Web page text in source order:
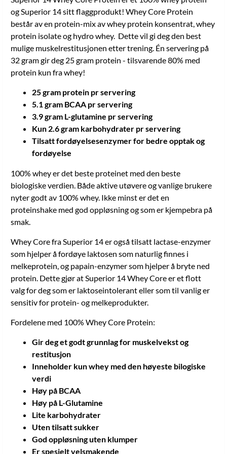
på betydelsen av et allsidig og balansert kosthold og en sunn livsstil.
Produktet er tiltenkt friske personer over 18 år. Hvis du er gravid,
ammende, lider av allergi, sykdom, hjerteproblemer, høyt blodtrykk
eller medisineres bør du alltid kontakte lege innen bruk av
produktet. Næringsverdier Per 100 g Per servering (32 g) %RI
per servering Energi 1738 kj/411 kcal 556 kj/132 kcal 7% Fett
7,8 g 2,5 g 4% Hvorav mettet fett 4,7 g 1,5 g 8% Karbohydrater
8,3 g 2,6 g 1% Hvorav sukkerarter 5,6 g 1,8 g 2% Protein 77 g
25 g 50% Salt 0,32 g 0,103 g 2% Papain 133 mg 42,6 mg **
og Superior 14 sitt flaggprodukt! Whey Core Protein
består av en protein-mix av whey protein konsentrat, whey
protein isolate og hydro whey. Dette vil gi deg den best
mulige muskelrestitusjonen etter trening. Én servering på
32 gram gir deg 25 gram protein - tilsvarende 80% med
protein kun fra whey!
25 gram protein pr servering
5.1 gram BCAA pr servering
3.9 gram L-glutamine pr servering
Kun 2.6 gram karbohydrater pr servering
Tilsatt fordøyelsesenzymer for bedre opptak og
fordøyelse
100% whey er det beste proteinet med den beste
biologiske verdien. Både aktive utøvere og vanlige brukere
nyter godt av 100% whey. Ikke minst er det en
proteinshake med god oppløsning og som er kjempebra på
smak.
Whey Core fra Superior 14 er også tilsatt lactase-enzymer
som hjelper å fordøye laktosen som naturlig finnes i
melkeprotein, og papain-enzymer som hjelper å bryte ned
protein. Dette gjør at Superior 14 Whey Core er et flott
valg for deg som er laktoseintolerant eller som til vanlig er
sensitiv for protein- og melkeprodukter.
Fordelene med 100% Whey Core Protein:
Gir deg et godt grunnlag for muskelvekst og
restitusjon
Inneholder kun whey med den høyeste bilogiske
verdi
Høy på BCAA
Høy på L-Glutamine
Lite karbohydrater
Uten tilsatt sukker
God oppløsning uten klumper
Er spesielt velsmakende